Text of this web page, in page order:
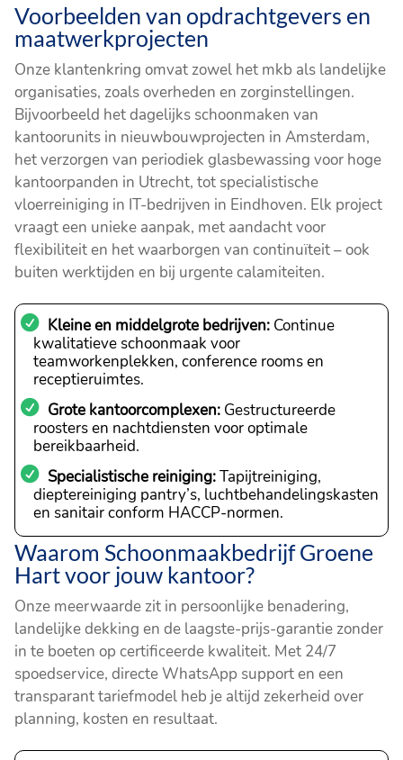
Voorbeelden van opdrachtgevers en
maatwerkprojecten
Onze klantenkring omvat zowel het mkb als landelijke
organisaties, zoals overheden en zorginstellingen.
Bijvoorbeeld het dagelijks schoonmaken van
kantoorunits in nieuwbouwprojecten in Amsterdam,
het verzorgen van periodiek glasbewassing voor hoge
kantoorpanden in Utrecht, tot specialistische
vloerreiniging in IT-bedrijven in Eindhoven. Elk project
vraagt een unieke aanpak, met aandacht voor
flexibiliteit en het waarborgen van continuïteit – ook
buiten werktijden en bij urgente calamiteiten.
Kleine en middelgrote bedrijven: Continue
kwalitatieve schoonmaak voor
teamworkenplekken, conference rooms en
receptieruimtes.
Grote kantoorcomplexen: Gestructureerde
roosters en nachtdiensten voor optimale
bereikbaarheid.
Specialistische reiniging:Tapijtreiniging,
dieptereiniging pantry’s, luchtbehandelingskasten
en sanitair conform HACCP-normen.
Waarom Schoonmaakbedrijf Groene
Hart voor jouw kantoor?
Onze meerwaarde zit in persoonlijke benadering,
landelijke dekking en de laagste-prijs-garantie zonder
in te boeten op certificeerde kwaliteit. Met 24/7
spoedservice, directe WhatsApp support en een
transparant tariefmodel heb je altijd zekerheid over
planning, kosten en resultaat.